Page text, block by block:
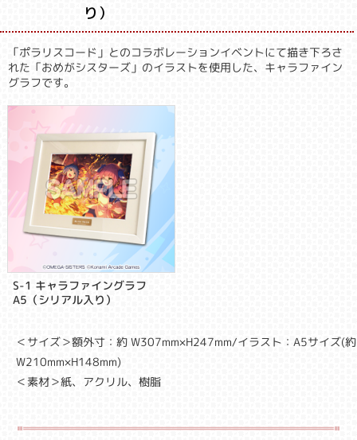
り）
「ポラリスコード」とのコラボレーションイベントにて描き下ろさ
れた「おめがシスターズ」のイラストを使用した、キャラファイン
グラフです。
S-1 キャラファイングラフ
A5（シリアル入り）
＜サイズ＞額外寸：約 W307mm×H247mm/イラスト：A5サイズ(約
W210mm×H148mm)
＜素材＞紙、アクリル、樹脂